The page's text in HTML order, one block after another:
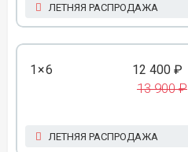
ЛЕТНЯЯ РАСПРОДАЖА
1×6 12 400 ₽
13 900 ₽
ЛЕТНЯЯ РАСПРОДАЖА